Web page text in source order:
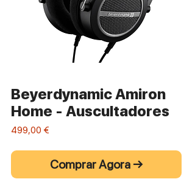
Beyerdynamic Amiron
Home - Auscultadores
499,00 €
Comprar Agora →